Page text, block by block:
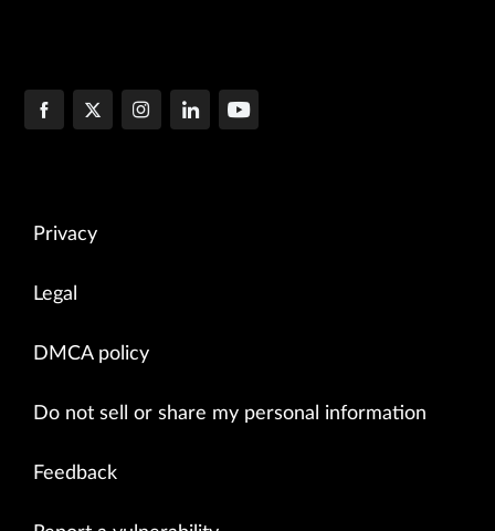
Privacy
Legal
DMCA policy
Do not sell or share my personal information
Feedback